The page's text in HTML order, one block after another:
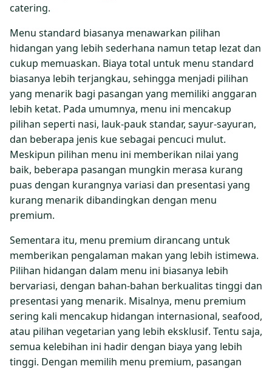
catering.
Menu standard biasanya menawarkan pilihan
hidangan yang lebih sederhana namun tetap lezat dan
cukup memuaskan. Biaya total untuk menu standard
biasanya lebih terjangkau, sehingga menjadi pilihan
yang menarik bagi pasangan yang memiliki anggaran
lebih ketat. Pada umumnya, menu ini mencakup
pilihan seperti nasi, lauk-pauk standar, sayur-sayuran,
dan beberapa jenis kue sebagai pencuci mulut.
Meskipun pilihan menu ini memberikan nilai yang
baik, beberapa pasangan mungkin merasa kurang
puas dengan kurangnya variasi dan presentasi yang
kurang menarik dibandingkan dengan menu
premium.
Sementara itu, menu premium dirancang untuk
memberikan pengalaman makan yang lebih istimewa.
Pilihan hidangan dalam menu ini biasanya lebih
bervariasi, dengan bahan-bahan berkualitas tinggi dan
presentasi yang menarik. Misalnya, menu premium
sering kali mencakup hidangan internasional, seafood,
atau pilihan vegetarian yang lebih eksklusif. Tentu saja,
semua kelebihan ini hadir dengan biaya yang lebih
tinggi. Dengan memilih menu premium, pasangan